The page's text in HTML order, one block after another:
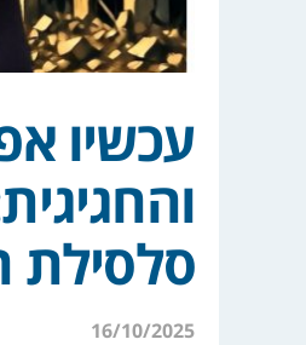
עכשיו
סלסילת
16/10/2025